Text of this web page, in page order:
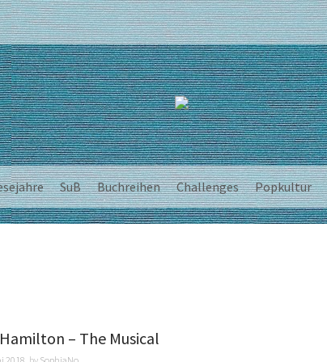
SuB Buchreihen Challenges Popkultur
– The Musical